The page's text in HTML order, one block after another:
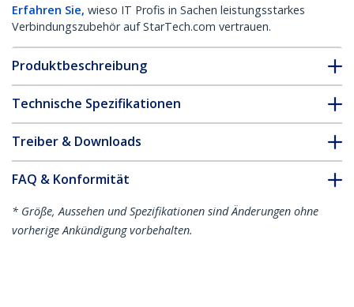
Erfahren Sie, wieso IT Profis in Sachen leistungsstarkes
Verbindungszubehör auf StarTech.com vertrauen.
Produktbeschreibung
Technische Spezifikationen
Treiber & Downloads
FAQ & Konformität
* Größe, Aussehen und Spezifikationen sind Änderungen ohne
vorherige Ankündigung vorbehalten.